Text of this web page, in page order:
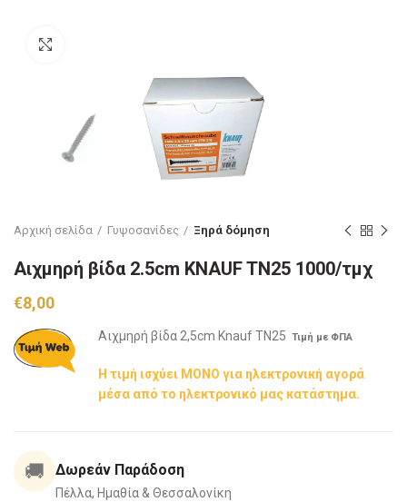
Αρχική σελίδα Γυψοσανίδες Ξηρά δόμηση
Αιχμηρή βίδα 2.5cm KNAUF TN25 1000/τμχ
€8,00
Αιχμηρή βίδα 2,5cm Knauf TN25 Τιμή με ΦΠΑ
Η τιμή ισχύει ΜΟΝΟ για ηλεκτρονική αγορά
μέσα από το ηλεκτρονικό μας κατάστημα.
🚚 Δωρεάν Παράδοση
Πέλλα, Ημαθία & Θεσσαλονίκη